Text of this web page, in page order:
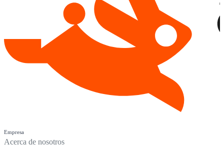
Empresa
Acerca de nosotros